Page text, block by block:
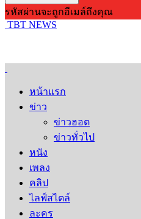
รหัสผ่านจะถูกอีเมล์ถึงคุณ
TBT NEWS
หน้าแรก
ข่าว
ข่าวฮอต
ข่าวทั่วไป
หนัง
เพลง
คลิป
ไลฟ์สไตล์
ละคร